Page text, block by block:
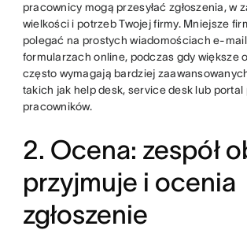
pracownicy mogą przesyłać zgłoszenia, w
wielkości i potrzeb Twojej firmy. Mniejsze
polegać na prostych wiadomościach e-
formularzach online, podczas gdy większe
często wymagają bardziej
takich jak help desk, service desk lub portal
pracowników.
2. Ocena: zespół
przyjmuje i ocenia
zgłoszenie